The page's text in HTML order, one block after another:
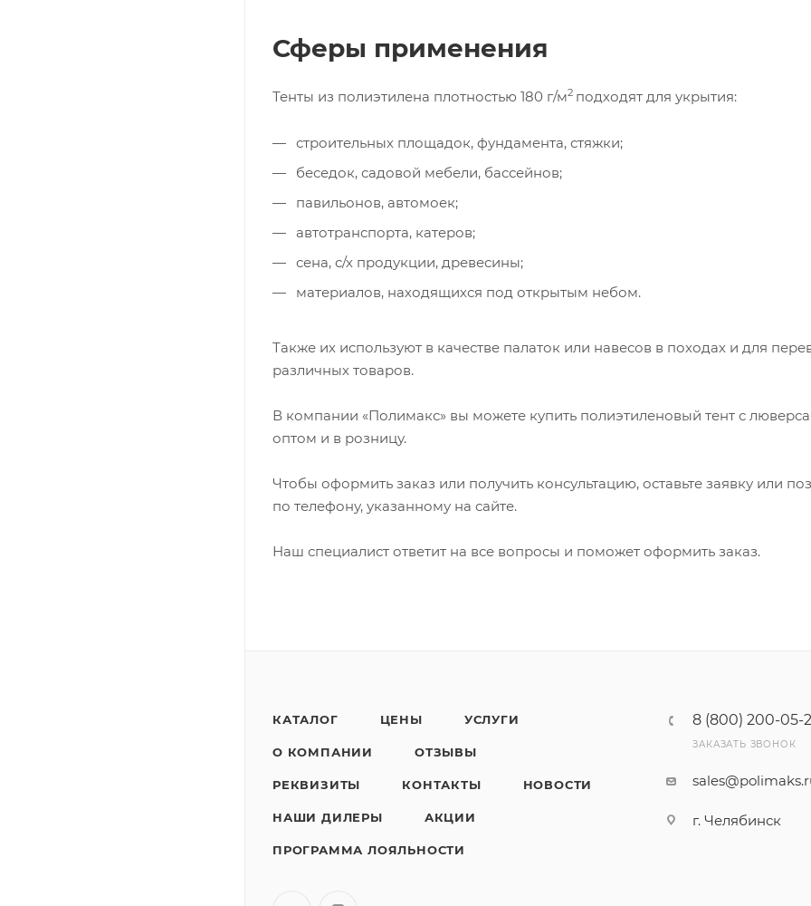
Сферы применения
Тенты из полиэтилена плотностью 180 г/м2 подходят для укрытия:
строительных площадок, фундамента, стяжки;
беседок, садовой мебели, бассейнов;
павильонов, автомоек;
автотранспорта, катеров;
сена, с/х продукции, древесины;
материалов, находящихся под открытым небом.
Также их используют в качестве палаток или навесов в походах и для
различных товаров.
В компании «Полимакс» вы можете купить полиэтиленовый тент с
оптом и в розницу.
Чтобы оформить заказ или получить консультацию, оставьте заявку или
по телефону, указанному на сайте.
Наш специалист ответит на все вопросы и поможет оформить заказ.
КАТАЛОГ ЦЕНЫ УСЛУГИ
О КОМПАНИИ ОТЗЫВЫ
РЕКВИЗИТЫ КОНТАКТЫ НОВОСТИ
НАШИ ДИЛЕРЫ АКЦИИ
ПРОГРАММА ЛОЯЛЬНОСТИ
8 (800) 200-05-
ЗАКАЗАТЬ ЗВОНОК
г. Челябинск